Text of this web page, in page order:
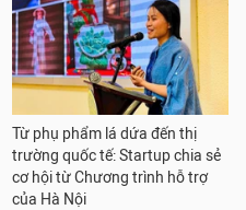
Từ phụ phẩm lá dứa đến thị
trường quốc tế: Startup chia sẻ
cơ hội từ Chương trình hỗ trợ
của Hà Nội